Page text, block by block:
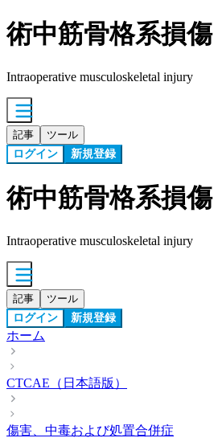
術中筋骨格系損傷
Intraoperative musculoskeletal injury
記事 ツール
ログイン 新規登録
術中筋骨格系損傷
Intraoperative musculoskeletal injury
記事 ツール
ログイン 新規登録
ホーム
CTCAE（日本語版）
傷害、中毒および処置合併症